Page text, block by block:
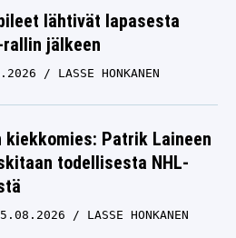
lähtivät lapasesta
rallin jälkeen
LASSE HONKANEN
kiekkomies: Patrik Laineen
todellisesta NHL-
LASSE HONKANEN